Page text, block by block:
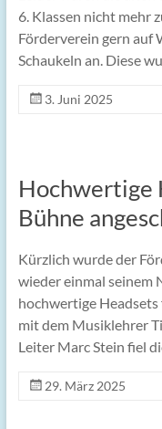
6. Klassen nicht mehr
Förderverein gern auf
Schaukeln an. Diese
3. Juni 2025
Hochwertige
Bühne
Kürzlich wurde der
wieder einmal seinem
hochwertige Headsets
mit dem Musiklehrer
Leiter Marc Stein fiel
29. März 2025